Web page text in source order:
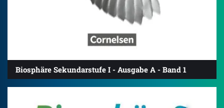
Biosphäre Sekundarstufe I - Ausgabe A - Band 1